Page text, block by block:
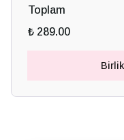
Toplam
₺ 289.00